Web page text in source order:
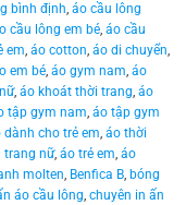
bình định, áo cầu lông
cầu lông em bé, áo cầu
em, áo cotton, áo di chuyển,
em bé, áo gym nam, áo
, áo khoát thời trang, áo
tập gym nam, áo tập gym
cho trẻ em, áo thời
trang nữ, áo trẻ em, áo
molten, Benfica B, bóng
áo cầu lông, chuyên in ấn